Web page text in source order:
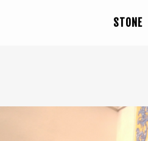
STONE